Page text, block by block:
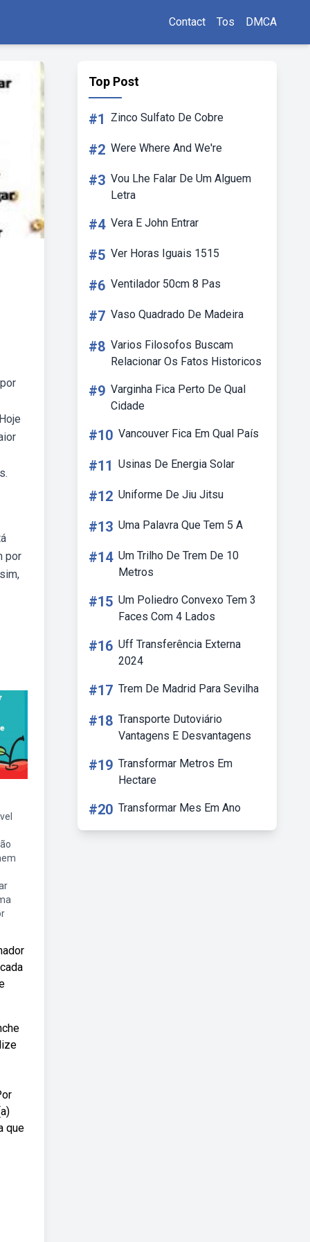
Contact Tos DMCA
por
que
Top Post
#1 Zinco Sulfato De Cobre
#2 Were Where And We're
#3 Vou Lhe Falar De Um Alguem
Letra
#4 Vera E John Entrar
#5 Ver Horas Iguais 1515
#6 Ventilador 50cm 8 Pas
#7 Vaso Quadrado De Madeira
#8 Varios Filosofos Buscam
Relacionar Os Fatos Historicos
#9 Varginha Fica Perto De Qual
Cidade
#10 Vancouver Fica Em Qual País
#11 Usinas De Energia Solar
#12 Uniforme De Jiu Jitsu
#13 Uma Palavra Que Tem 5 A
#14 Um Trilho De Trem De 10
Metros
#15 Um Poliedro Convexo Tem 3
Faces Com 4 Lados
#16 Uff Transferência Externa
2024
#17 Trem De Madrid Para Sevilha
#18 Transporte Dutoviário
Vantagens E Desvantagens
#19 Transformar Metros Em
Hectare
#20 Transformar Mes Em Ano